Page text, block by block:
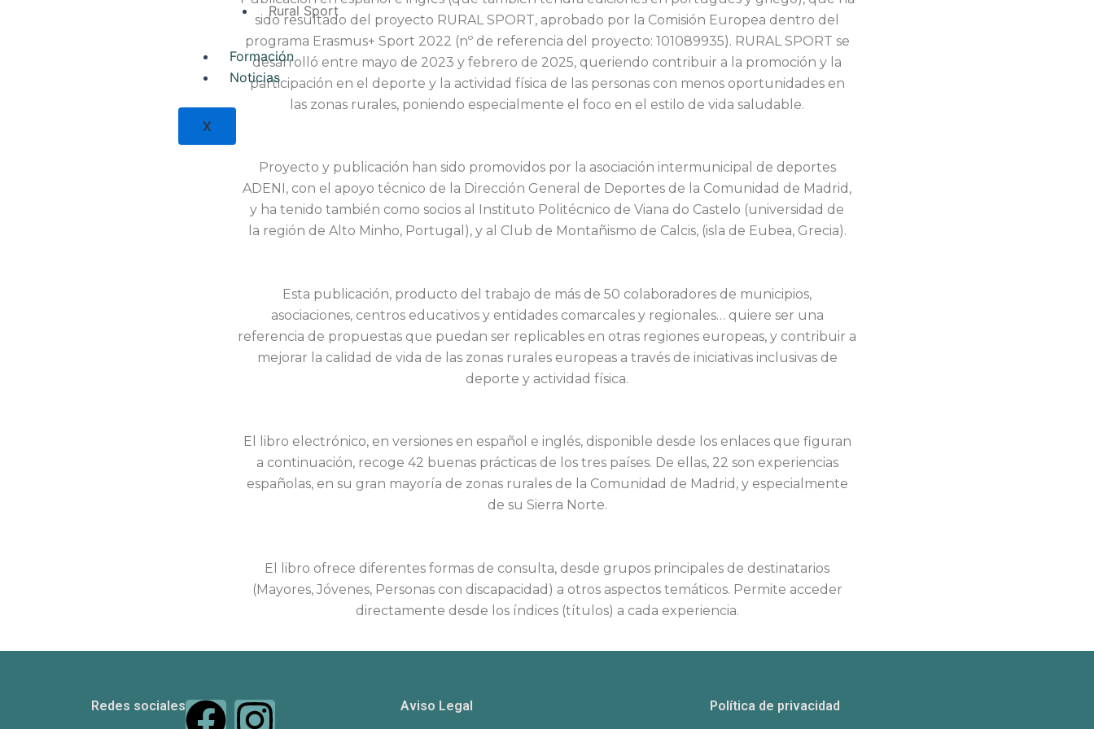
Rural Sport
Formación
Noticias
X
sido resultado del proyecto RURAL SPORT, aprobado por la Comisión Europea dentro del
programa Erasmus+ Sport 2022 (nº de referencia del proyecto: 101089935). RURAL SPORT se
desarrolló entre mayo de 2023 y febrero de 2025, queriendo contribuir a la promoción y la
participación en el deporte y la actividad física de las personas con menos oportunidades en
las zonas rurales, poniendo especialmente el foco en el estilo de vida saludable.
Proyecto y publicación han sido promovidos por la asociación intermunicipal de deportes
ADENI, con el apoyo técnico de la Dirección General de Deportes de la Comunidad de Madrid,
y ha tenido también como socios al Instituto Politécnico de Viana do Castelo (universidad de
la región de Alto Minho, Portugal), y al Club de Montañismo de Calcis, (isla de Eubea, Grecia).
Esta publicación, producto del trabajo de más de 50 colaboradores de municipios,
asociaciones, centros educativos y entidades comarcales y regionales… quiere ser una
referencia de propuestas que puedan ser replicables en otras regiones europeas, y contribuir a
mejorar la calidad de vida de las zonas rurales europeas a través de iniciativas inclusivas de
deporte y actividad física.
El libro electrónico, en versiones en español e inglés, disponible desde los enlaces que figuran
a continuación, recoge 42 buenas prácticas de los tres países. De ellas, 22 son experiencias
españolas, en su gran mayoría de zonas rurales de la Comunidad de Madrid, y especialmente
de su Sierra Norte.
El libro ofrece diferentes formas de consulta, desde grupos principales de destinatarios
(Mayores, Jóvenes, Personas con discapacidad) a otros aspectos temáticos. Permite acceder
directamente desde los índices (títulos) a cada experiencia.
Redes sociales F I Aviso Legal Política de privacidad